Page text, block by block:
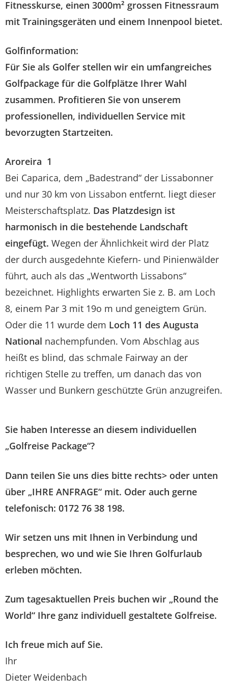
Fitnesskurse, einen 3000m² grossen Fitnessraum
mit Trainingsgeräten und einem Innenpool bietet.
Golfinformation:
Für Sie als Golfer stellen wir ein umfangreiches
Golfpackage für die Golfplätze Ihrer Wahl
zusammen. Profitieren Sie von unserem
professionellen, individuellen Service mit
bevorzugten Startzeiten.
Aroreira 1
Bei Caparica, dem „Badestrand“ der Lissabonner
und nur 30 km von Lissabon entfernt. liegt dieser
Meisterschaftsplatz. Das Platzdesign ist
harmonisch in die bestehende Landschaft
eingefügt. Wegen der Ähnlichkeit wird der Platz
der durch ausgedehnte Kiefern- und Pinienwälder
führt, auch als das „Wentworth Lissabons“
bezeichnet. Highlights erwarten Sie z. B. am Loch
8, einem Par 3 mit 19o m und geneigtem Grün.
Oder die 11 wurde dem Loch 11 des Augusta
National nachempfunden. Vom Abschlag aus
heißt es blind, das schmale Fairway an der
richtigen Stelle zu treffen, um danach das von
Wasser und Bunkern geschützte Grün anzugreifen.
Sie haben Interesse an diesem individuellen
„Golfreise Package“?
Dann teilen Sie uns dies bitte rechts> oder unten
über „IHRE ANFRAGE“ mit. Oder auch gerne
telefonisch: 0172 76 38 198.
Wir setzen uns mit Ihnen in Verbindung und
besprechen, wo und wie Sie Ihren Golfurlaub
erleben möchten.
Zum tagesaktuellen Preis buchen wir „Round the
World“ Ihre ganz individuell gestaltete Golfreise.
Ich freue mich auf Sie.
Ihr
Dieter Weidenbach